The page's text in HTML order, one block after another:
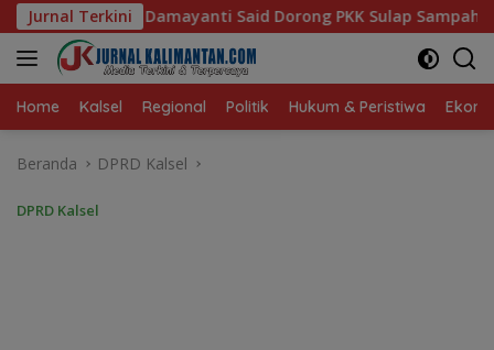
Langsung
ke
konten
Jurnal Terkini
Dorong PKK Sulap Sampah Jadi Sumber Penghasilan
Home Kalsel Regional Politik Hukum & Peristiwa
Beranda DPRD Kalsel
DPRD Kalsel